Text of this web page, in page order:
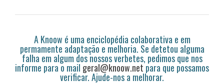
A Knoow é uma enciclopédia colaborativa e em
permamente adaptação e melhoria. Se detetou alguma
falha em algum dos nossos verbetes, pedimos que nos
informe para o mail geral@knoow.netpara que possamos
verificar. Ajude-nos a melhorar.